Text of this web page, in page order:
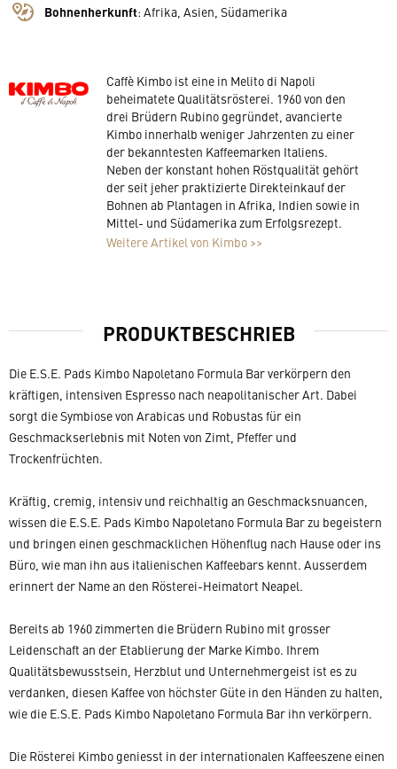
Bohnenherkunft: Afrika, Asien, Südamerika
Caffè Kimbo ist eine in Melito di Napoli
beheimatete Qualitätsrösterei. 1960 von den
drei Brüdern Rubino gegründet, avancierte
Kimbo innerhalb weniger Jahrzenten zu einer
der bekanntesten Kaffeemarken Italiens.
Neben der konstant hohen Röstqualität gehört
der seit jeher praktizierte Direkteinkauf der
Bohnen ab Plantagen in Afrika, Indien sowie in
Mittel- und Südamerika zum Erfolgsrezept.
Weitere Artikel von Kimbo >>
PRODUKTBESCHRIEB
Die E.S.E. Pads Kimbo Napoletano Formula Bar verkörpern den
kräftigen, intensiven Espresso nach neapolitanischer Art. Dabei
sorgt die Symbiose von Arabicas und Robustas für ein
Geschmackserlebnis mit Noten von Zimt, Pfeffer und
Trockenfrüchten.
Kräftig, cremig, intensiv und reichhaltig an Geschmacksnuancen,
wissen die E.S.E. Pads Kimbo Napoletano Formula Bar zu begeistern
und bringen einen geschmacklichen Höhenflug nach Hause oder ins
Büro, wie man ihn aus italienischen Kaffeebars kennt. Ausserdem
erinnert der Name an den Rösterei-Heimatort Neapel.
Bereits ab 1960 zimmerten die Brüdern Rubino mit grosser
Leidenschaft an der Etablierung der Marke Kimbo. Ihrem
Qualitätsbewusstsein, Herzblut und Unternehmergeist ist es zu
verdanken, diesen Kaffee von höchster Güte in den Händen zu halten,
wie die E.S.E. Pads Kimbo Napoletano Formula Bar ihn verkörpern.
Die Rösterei Kimbo geniesst in der internationalen Kaffeeszene einen